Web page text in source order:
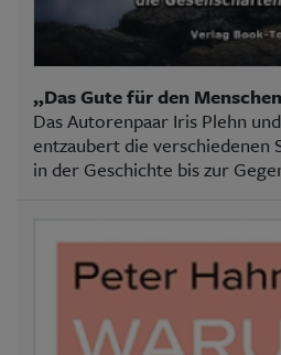
„Das Gute für den
Das Autorenpaar Iris Plehn
entzaubert die verschiedenen
in der Geschichte bis zur